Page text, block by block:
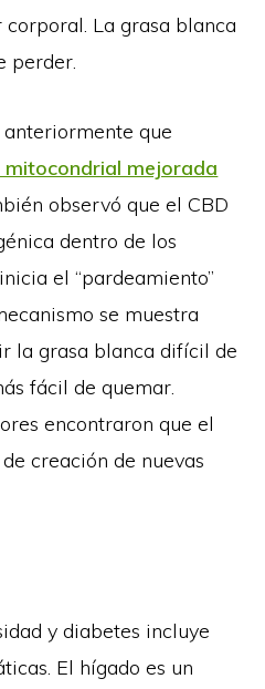
La grasa blanca
perder.
que
mitocondrial mejorada
observó que el CBD
dentro de los
el “pardeamiento”
se muestra
la grasa blanca difícil de
fácil de quemar.
encontraron que el
creación de nuevas
y diabetes incluye
El hígado es un